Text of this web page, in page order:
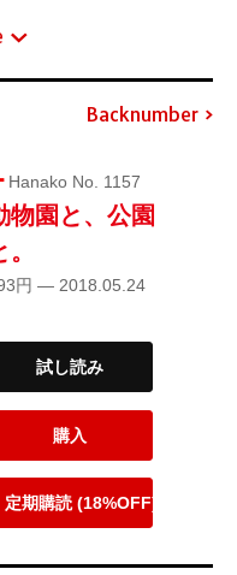
Backnumber
Hanako No. 1157
物園と、公園
。
円 — 2018.05.24
試し読み
購入
定期購読 (18%OFF)